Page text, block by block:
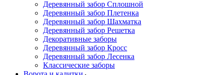
Деревянный забор Сплошной
Деревянный забор Плетенка
Деревянный забор Шахматка
Деревянный забор Решетка
Декоративные заборы
Деревянный забор Кросс
Деревянный забор Лесенка
Классические заборы